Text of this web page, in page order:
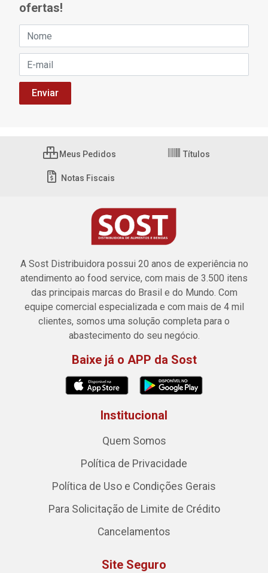
ofertas!
Meus Pedidos Títulos
Notas Fiscais
A Sost Distribuidora possui 20 anos de experiência no
atendimento ao food service, com mais de 3.500 itens
das principais marcas do Brasil e do Mundo. Com
equipe comercial especializada e com mais de 4 mil
clientes, somos uma solução completa para o
abastecimento do seu negócio.
Baixe já o APP da Sost
Institucional
Quem Somos
Política de Privacidade
Política de Uso e Condições Gerais
Para Solicitação de Limite de Crédito
Cancelamentos
Site Seguro